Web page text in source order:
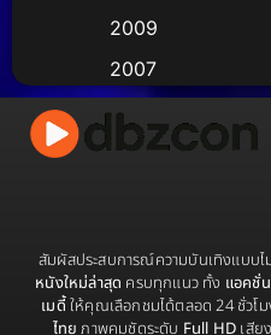
Based on a True
Based on a True
Based on a True
Based on
2009
2007
2005
2003
1997
1995
สัมผัสประสบการณ์ความบันเทิงแบบไ
หนังใหม่ล่าสุด ครบทุกแนว ทั้ง แอคชั่
เมดี้ให้คุณเลือกชมได้ตลอด 24 ชั่วโ
ไทย ภาพคมชัดระดับ Full HD เสีย